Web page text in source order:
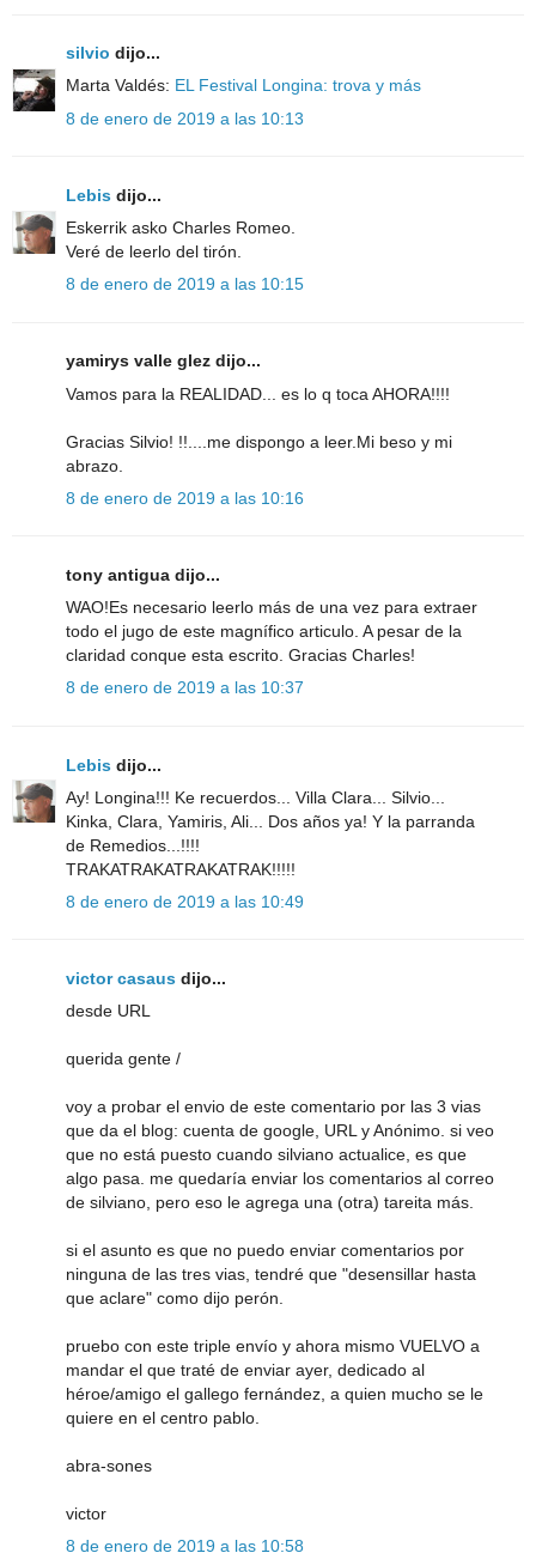
silvio dijo...
Marta Valdés: EL Festival Longina: trova y más
8 de enero de 2019 a las 10:13
Lebis dijo...
Eskerrik asko Charles Romeo.
Veré de leerlo del tirón.
8 de enero de 2019 a las 10:15
yamirys valle glez dijo...
Vamos para la REALIDAD... es lo q toca AHORA!!!!
Gracias Silvio! !!....me dispongo a leer.Mi beso y mi
abrazo.
8 de enero de 2019 a las 10:16
tony antigua dijo...
WAO!Es necesario leerlo más de una vez para extraer
todo el jugo de este magnífico articulo. A pesar de la
claridad conque esta escrito. Gracias Charles!
8 de enero de 2019 a las 10:37
Lebis dijo...
Ay! Longina!!! Ke recuerdos... Villa Clara... Silvio...
Kinka, Clara, Yamiris, Ali... Dos años ya! Y la parranda
de Remedios...!!!!
TRAKATRAKATRAKATRAK!!!!!
8 de enero de 2019 a las 10:49
victor casaus dijo...
desde URL
querida gente /
voy a probar el envio de este comentario por las 3 vias
que da el blog: cuenta de google, URL y Anónimo. si veo
que no está puesto cuando silviano actualice, es que
algo pasa. me quedaría enviar los comentarios al correo
de silviano, pero eso le agrega una (otra) tareita más.
si el asunto es que no puedo enviar comentarios por
ninguna de las tres vias, tendré que "desensillar hasta
que aclare" como dijo perón.
pruebo con este triple envío y ahora mismo VUELVO a
mandar el que traté de enviar ayer, dedicado al
héroe/amigo el gallego fernández, a quien mucho se le
quiere en el centro pablo.
abra-sones
victor
8 de enero de 2019 a las 10:58